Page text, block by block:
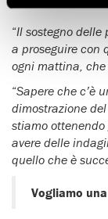
“Il sostegno delle
a proseguire con
ogni mattina,
“Sapere che c’è
dimostrazione
stiamo
avere delle
quello che è
Vogliamo